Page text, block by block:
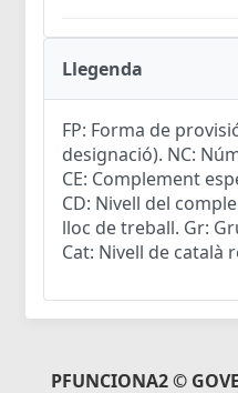
Llegenda
FP: Forma de
designació). NC:
CE: Complement
CD: Nivell del
lloc de treball. Gr:
Cat: Nivell de català
PFUNCIONA2 ©